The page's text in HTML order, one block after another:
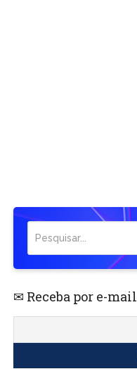
✉ Receba por e-mail